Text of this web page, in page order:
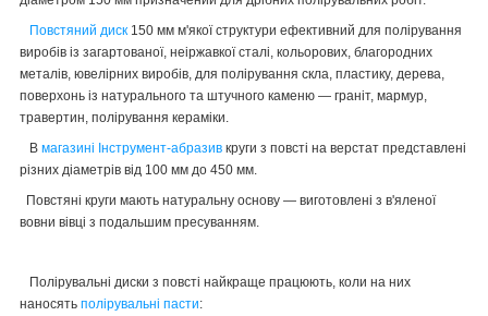
Повстяний диск 150 мм м'якої структури ефективний для полірування
виробів із загартованої, неіржавкої сталі, кольорових, благородних
металів, ювелірних виробів, для полірування скла, пластику, дерева,
поверхонь із натурального та штучного каменю — граніт, мармур,
травертин, полірування кераміки.
В магазині Інструмент-абразив круги з повсті на верстат представлені
різних діаметрів від 100 мм до 450 мм.
Повстяні круги мають натуральну основу — виготовлені з в'яленої
вовни вівці з подальшим пресуванням.
Полірувальні диски з повсті найкраще працюють, коли на них
наносять полірувальні пасти: